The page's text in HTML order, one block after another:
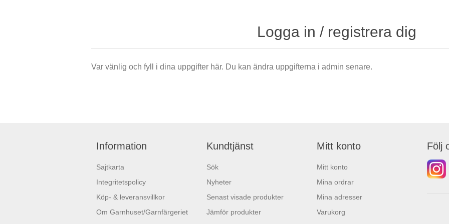
Logga in / registrera dig
Var vänlig och fyll i dina uppgifter här. Du kan ändra uppgifterna i admin senare.
Information
Sajtkarta
Integritetspolicy
Köp- & leveransvillkor
Om Garnhuset/Garnfärgeriet
Kundtjänst
Sök
Nyheter
Senast visade produkter
Jämför produkter
Mitt konto
Mitt konto
Mina ordrar
Mina adresser
Varukorg
Följ